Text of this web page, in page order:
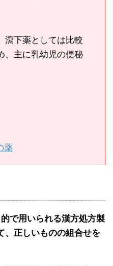
瀉下薬としては比較
、主に乳幼児の便秘
薬
で用いられる漢方処方製
、正しいものの組合せを